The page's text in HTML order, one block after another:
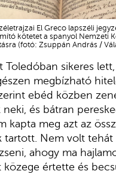
El Greco lapszéli
kötetet a spanyol Nemzeti
(fotó: Zsuppán András /
Toledóban sikeres
megbízható
ebéd közben
neki, és bátran
kapta meg azt az
tartott. Nem volt tehát
ahogy ma
közege értette és